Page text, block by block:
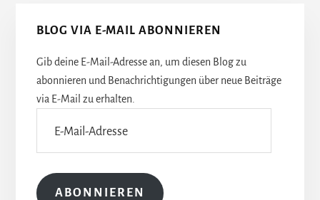
Seitenspalte
BLOG VIA E-MAIL ABONNIEREN
Gib deine E-Mail-Adresse an, um diesen Blog zu
abonnieren und Benachrichtigungen über neue Beiträge
via E-Mail zu erhalten.
Mail-
Adresse
ABONNIEREN